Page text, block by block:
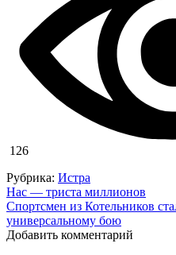
126
Рубрика: Истра
Навигация
по
записям
Нас — триста миллионов
Спортсмен из Котельников
универсальному бою
Добавить комментарий